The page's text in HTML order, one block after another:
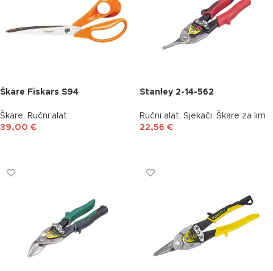
Škare Fiskars S94
Škare, Ručni alat
39,00 €
Stanley 2-14-562
Ručni alat, Sjekači, Škare za lim
22,56 €